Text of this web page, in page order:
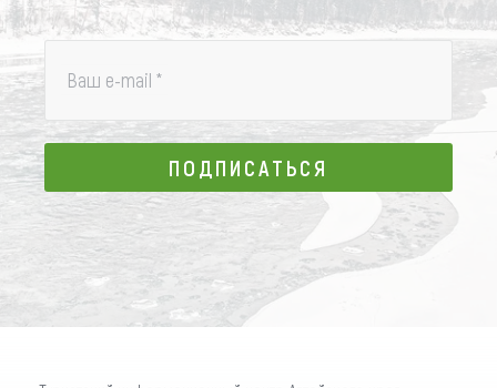
Ваш e-mail *
ПОДПИСАТЬСЯ
ПОДПИСАТЬСЯ